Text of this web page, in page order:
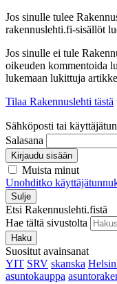
Jos sinulle tulee
rakennuslehti.fi-sisällöt
Jos sinulle ei tule
oikeuden kommentoida
lukemaan lukittuja
Tilaa Rakennuslehti tästä
Sähköposti tai
Salasana
Kirjaudu sisään
Muista minut
Unohditko
Sulje
Etsi Rakennuslehti.fistä
Hae tältä sivustolta
Haku
Suositut avainsanat
YIT SRV skanska
asuntokauppa